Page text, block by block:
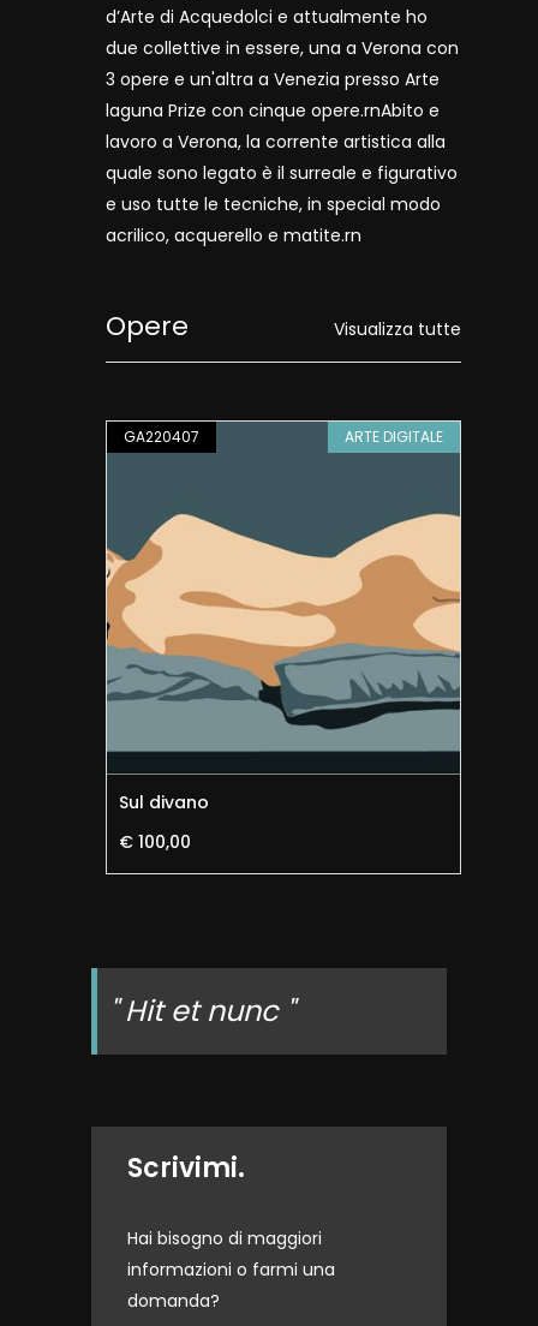
d’Arte di Acquedolci e attualmente ho
due collettive in essere, una a Verona con
3 opere e un'altra a Venezia presso Arte
laguna Prize con cinque opere.rnAbito e
lavoro a Verona, la corrente artistica alla
quale sono legato è il surreale e figurativo
e uso tutte le tecniche, in special modo
acrilico, acquerello e matite.rn
Visualizza tutte
Opere
GA220407 ARTE DIGITALE
Sul divano
€ 100,00
" Hit et nunc "
Scrivimi.
Hai bisogno di maggiori
informazioni o farmi una
domanda?